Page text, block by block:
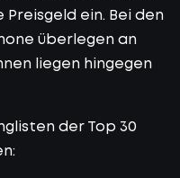
ein. Bei den
überlegen an
liegen hingegen
der Top 30